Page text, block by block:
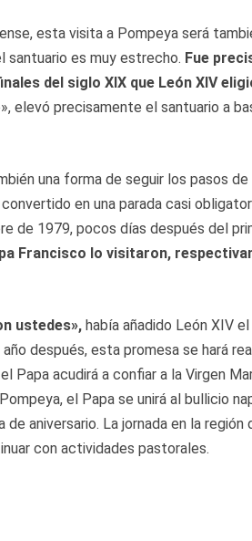
esta visita a Pompeya será
santuario es muy estrecho. Fue
del siglo XIX que León XIV
elevó precisamente el santuario a
una forma de seguir los pasos
en una parada casi
de 1979, pocos días después del
Francisco lo visitaron,
ustedes», había añadido León XIV
después, esta promesa se hará
Papa acudirá a confiar a la Virgen
el Papa se unirá al bullicio
aniversario. La jornada en la región
con actividades pastorales.